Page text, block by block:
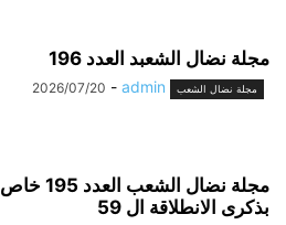
مجلة نضال الشعبد العدد 196
مجلة نضال الشعب admin
-
2026/07/20
مجلة نضال الشعب العدد 195 خاص
بذكرى الانطلاقة ال 59